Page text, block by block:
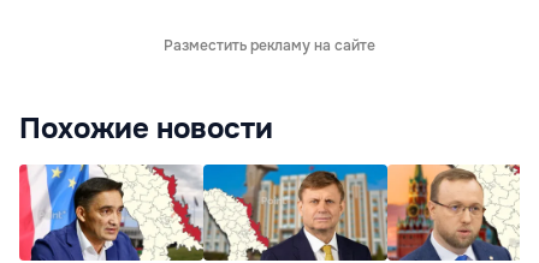
Разместить рекламу на сайте
Похожие новости